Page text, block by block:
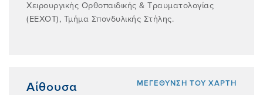
Χειρουργικής Ορθοπαιδικής & Τραυματολογίας
(ΕΕΧΟΤ), Τμήμα Σπονδυλικής Στήλης.
Αίθουσα ΜΕΓEΘΥΝΣΗ ΤΟΥ ΧAΡΤΗ